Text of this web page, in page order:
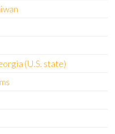
(U.S. state)